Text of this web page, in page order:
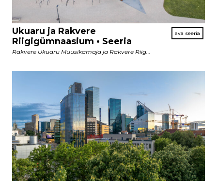
Ukuaru ja Rakvere
Riigigümnaasium • Seeria
Rakvere Ukuaru Muusikamaja ja Rakvere Riig...